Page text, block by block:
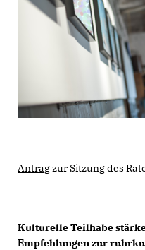
Antragzur Sitzung des
Kulturelle Teilhabe
Empfehlungen zur